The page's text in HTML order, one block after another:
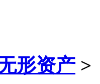
形资产 >